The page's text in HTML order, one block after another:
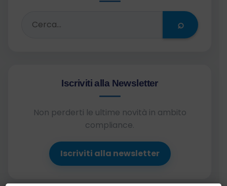
⌕
Iscriviti alla Newsletter
Non perderti le ultime novità in ambito
compliance.
Iscriviti alla newsletter